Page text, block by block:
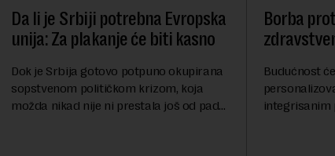
Da li je Srbiji potrebna Evropska
unija: Za plakanje će biti kasno
Dok je Srbija gotovo potpuno okupirana
sopstvenom političkom krizom, koja
možda nikad nije ni prestala još od pada
Borba
Budućnost
integrisanim